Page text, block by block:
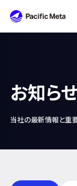
お知ら
当社の最新情報と重